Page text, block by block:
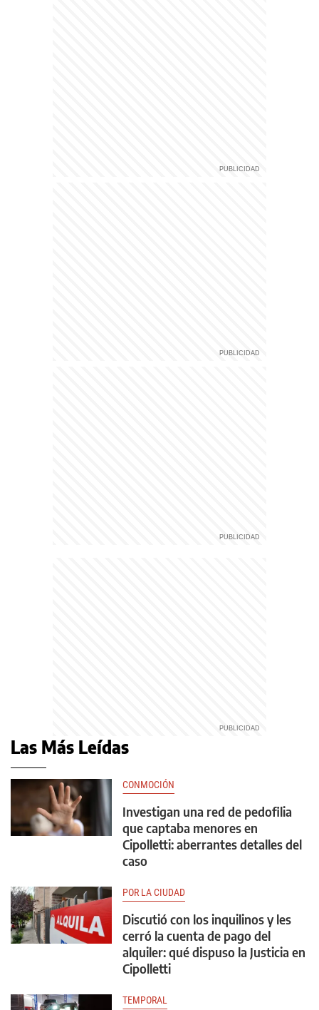
Las Más Leídas
CONMOCIÓN
Investigan una red de pedofilia
que captaba menores en
Cipolletti: aberrantes detalles del
caso
POR LA CIUDAD
Discutió con los inquilinos y les
cerró la cuenta de pago del
alquiler: qué dispuso la Justicia en
Cipolletti
TEMPORAL